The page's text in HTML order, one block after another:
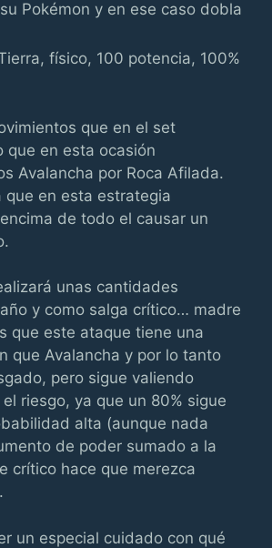
Pokémon y en ese caso dobla
físico, 100 potencia, 100%
que en el set
que en esta ocasión
Avalancha por Roca Afilada.
que en esta estrategia
de todo el causar un
unas cantidades
y como salga crítico… madre
que este ataque tiene una
que Avalancha y por lo tanto
pero sigue valiendo
riesgo, ya que un 80% sigue
alta (aunque nada
de poder sumado a la
crítico hace que merezca
un especial cuidado con qué